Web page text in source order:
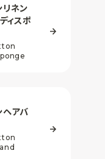
リネン
ィスポ
ヘアバ